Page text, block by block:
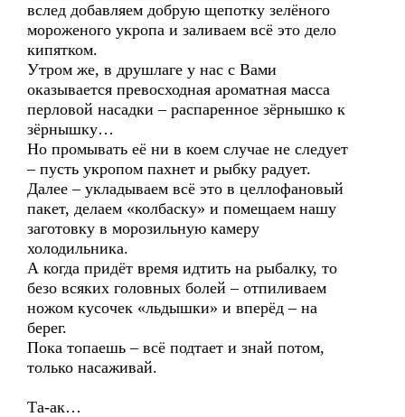
вслед добавляем добрую щепотку зелёного
мороженого укропа и заливаем всё это дело
кипятком.
Утром же, в друшлаге у нас с Вами
оказывается превосходная ароматная масса
перловой насадки – распаренное зёрнышко к
зёрнышку…
Но промывать её ни в коем случае не следует
– пусть укропом пахнет и рыбку радует.
Далее – укладываем всё это в целлофановый
пакет, делаем «колбаску» и помещаем нашу
заготовку в морозильную камеру
холодильника.
А когда придёт время идтить на рыбалку, то
безо всяких головных болей – отпиливаем
ножом кусочек «льдышки» и вперёд – на
берег.
Пока топаешь – всё подтает и знай потом,
только насаживай.
Та-ак…